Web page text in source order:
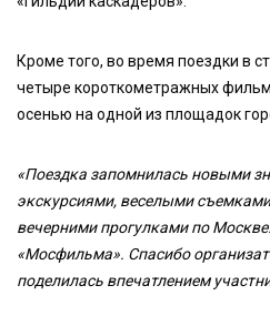
Кроме того, во время поездки в
четыре короткометражных
осенью на одной из площадок
«Поездка запомнилась новыми
экскурсиями, веселыми
вечерними прогулками по
«Мосфильма». Спасибо
поделилась впечатлением